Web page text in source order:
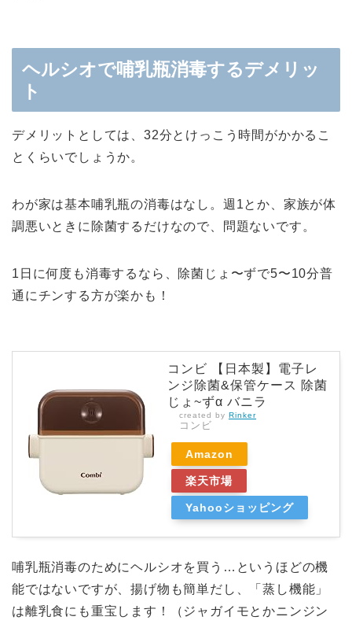
ヘルシオで哺乳瓶消毒するデメリッ
ト
デメリットとしては、32分とけっこう時間がかかるこ
とくらいでしょうか。
わが家は基本哺乳瓶の消毒はなし。週1とか、家族が体
調悪いときに除菌するだけなので、問題ないです。
1日に何度も消毒するなら、除菌じょ〜ずで5〜10分普
通にチンする方が楽かも！
コンビ 【日本製】電子レ
ンジ除菌&保管ケース 除菌
じょ~ずα バニラ
created by Rinker
コンビ
Amazon
楽天市場
Yahooショッピング
哺乳瓶消毒のためにヘルシオを買う…というほどの機
能ではないですが、揚げ物も簡単だし、「蒸し機能」
は離乳食にも重宝します！（ジャガイモとかニンジン